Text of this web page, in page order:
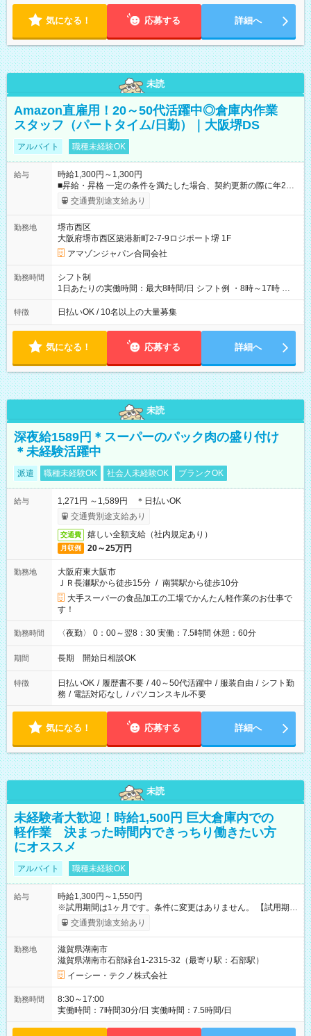
気になる！ 応募する 詳細へ
未読
Amazon直雇用！20～50代活躍中◎倉庫内作業
スタッフ（パートタイム/日勤）｜大阪堺DS
アルバイト 職種未経験OK
給与
時給1,300円～1,300円
■昇給・昇格 一定の条件を満たした場合、契約更新の際に年2回
まで昇給の機会があります。 ■正社員登用制度あり ※月末締/翌
月25日支払い ※時間外手当、別途支給 ※深夜割増賃金 (22:00～
☆Amazon直雇用で安定して働けます！ 【試用期間】試用期間
あり 試用期間の長さ：1週間 雇用形態、給与は本採用時と同じ
です。
交通費別途支給あり
勤務地
堺市西区
大阪府堺市西区築港新町2-7-9ロジポート堺 1F
アマゾンジャパン合同会社
勤務時間
シフト制
1日あたりの実働時間：最大8時間/日 シフト例 ・8時～17時 ・
12時～21時
特徴 日払いOK / 10名以上の大量募集
気になる！ 応募する 詳細へ
未読
深夜給1589円＊スーパーのパック肉の盛り付け
＊未経験活躍中
派遣 職種未経験OK 社会人未経験OK ブランクOK
給与
1,271円 ～1,589円 ＊日払いOK
交通費別途支給あり
交通費 嬉しい全額支給（社内規定あり）
月収例 20～25万円
勤務地
大阪府東大阪市
ＪＲ長瀬駅から徒歩15分 / 南巽駅から徒歩10分
大手スーパーの食品加工の工場でかんたん軽作業のお仕事で
す！
勤務時間 〈夜勤〉 0：00～翌8：30 実働：7.5時間 休憩：60分
期間 長期 開始日相談OK
特徴 日払いOK / 履歴書不要 / 40～50代活躍中 / 服装自由 / シフト勤
務 / 電話対応なし / パソコンスキル不要
気になる！ 応募する 詳細へ
未読
未経験者大歓迎！時給1,500円 巨大倉庫内での
軽作業 決まった時間内できっちり働きたい方
にオススメ
アルバイト 職種未経験OK
給与
時給1,300円～1,550円
※試用期間は1ヶ月です。条件に変更はありません。 【試用期
間】試用期間あり 試用期間の長さ：1ヶ月 雇用形態、給与は本
採用時と同じです。
交通費別途支給あり
勤務地
滋賀県湖南市
滋賀県湖南市石部緑台1-2315-32（最寄り駅：石部駅）
イーシー・テクノ株式会社
勤務時間
8:30～17:00
実働時間：7時間30分/日 実働時間：7.5時間/日